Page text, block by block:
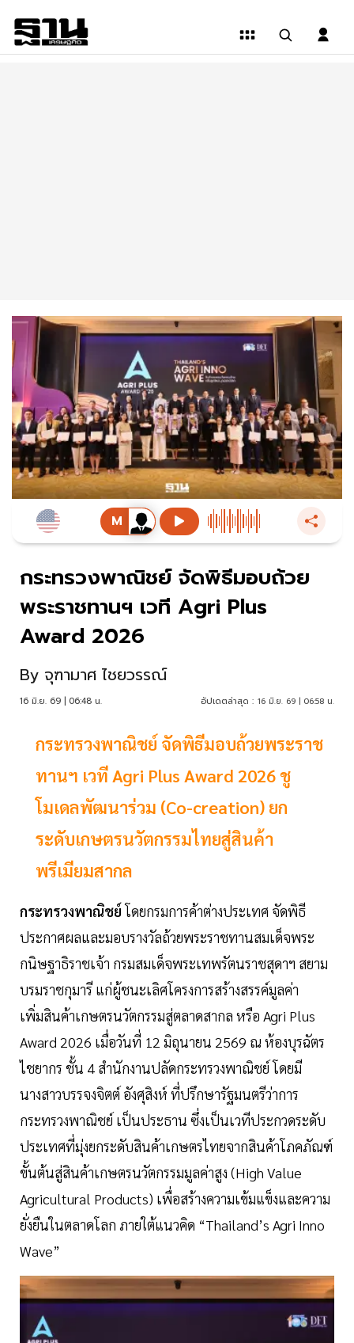
กระทรวงพาณิชย์ จัดพิธีมอบถ้วย
พระราชทานฯ เวที Agri Plus
Award 2026
By จุฑามาศ ไชยวรรณ์
16 มิ.ย. 69 | 06:48 น. อัปเดตล่าสุด : 16 มิ.ย. 69 | 06:58 น.
กระทรวงพาณิชย์ จัดพิธีมอบถ้วยพระราช
ทานฯ เวที Agri Plus Award 2026 ชู
โมเดลพัฒนาร่วม (Co-creation) ยก
ระดับเกษตรนวัตกรรมไทยสู่สินค้า
พรีเมียมสากล
กระทรวงพาณิชย์โดยกรมการค้าต่างประเทศ จัดพิธี
ประกาศผลและมอบรางวัลถ้วยพระราชทานสมเด็จพระ
กนิษฐาธิราชเจ้า กรมสมเด็จพระเทพรัตนราชสุดาฯ สยาม
บรมราชกุมารี แก่ผู้ชนะเลิศโครงการสร้างสรรค์มูลค่า
เพิ่มสินค้าเกษตรนวัตกรรมสู่ตลาดสากล หรือ Agri Plus
Award 2026 เมื่อวันที่ 12 มิถุนายน 2569 ณ ห้องบุรฉัตร
ไชยากร ชั้น 4 สำนักงานปลัดกระทรวงพาณิชย์ โดยมี
นางสาวบรรจงจิตต์ อังศุสิงห์ ที่ปรึกษารัฐมนตรีว่าการ
กระทรวงพาณิชย์ เป็นประธาน ซึ่งเป็นเวทีประกวดระดับ
ประเทศที่มุ่งยกระดับสินค้าเกษตรไทยจากสินค้าโภคภัณฑ์
ขั้นต้นสู่สินค้าเกษตรนวัตกรรมมูลค่าสูง (High Value
Agricultural Products) เพื่อสร้างความเข้มแข็งและความ
ยั่งยืนในตลาดโลก ภายใต้แนวคิด “Thailand’s Agri Inno
Wave”